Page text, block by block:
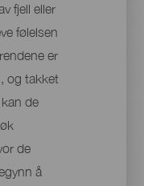
fjell eller
følelsen
er
og takket
de
de
å